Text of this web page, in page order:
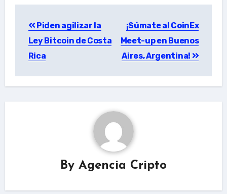
navigation
Piden agilizar la
Ley Bitcoin de Costa
Rica
¡Súmate al CoinEx
Meet-up en Buenos
Aires, Argentina!
By Agencia Cripto